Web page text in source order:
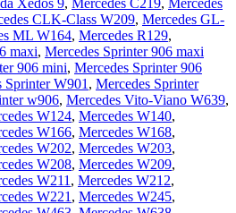
CLK-Class W209, Mercedes GL-
ML W164, Mercedes R129,
maxi, Mercedes Sprinter 906 maxi
906 mini, Mercedes Sprinter 906
Sprinter W901 , Mercedes Sprinter
w906, Mercedes Vito-Viano W639,
W124, Mercedes W140,
W166, Mercedes W168,
W202, Mercedes W203,
W208, Mercedes W209,
W211 , Mercedes W212,
W221 , Mercedes W245,